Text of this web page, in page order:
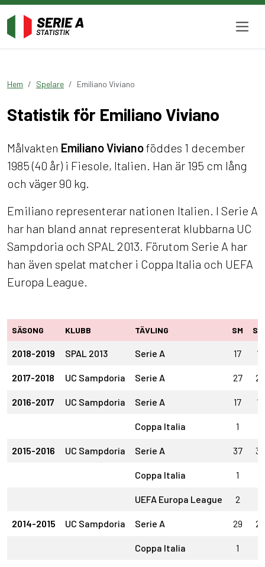
Hem Spelare Emiliano Viviano
Statistik för Emiliano Viviano
Målvakten Emiliano Vivianoföddes 1 december
1985 (40 år) i Fiesole, Italien. Han är 195 cm lång
och väger 90 kg.
Emiliano representerar nationen Italien. I Serie A
har han bland annat representerat klubbarna UC
Sampdoria och SPAL 2013. Förutom Serie A har
han även spelat matcher i Coppa Italia och UEFA
Europa League.
SÄSONG KLUBB TÄVLING SM
2018-2019 SPAL 2013 Serie A 17 17
2017-2018 UC Sampdoria Serie A 27 27
2016-2017 UC Sampdoria Serie A 17 17
Coppa Italia 1
2015-2016 UC Sampdoria Serie A 37 37
Coppa Italia 1
UEFA Europa League 2
2014-2015 UC Sampdoria Serie A 29 29
Coppa Italia 1